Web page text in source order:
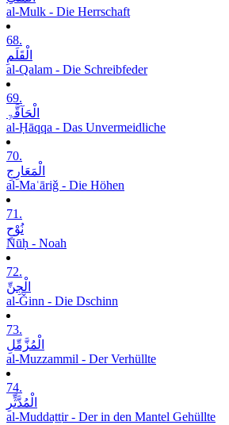
al-Mulk - Die Herrschaft
68.
الْقَلَمِ
al-Qalam - Die Schreibfeder
69.
الْحَآقَّۃِ
al-Ḥāqqa - Das Unvermeidliche
70.
الْمَعَارِجِ
al-Maʿāriǧ - Die Höhen
71.
نُوْحٍ
Nūḥ - Noah
72.
الْجِنِّ
al-Ǧinn - Die Dschinn
73.
الْمُزَّمِّلِ
al-Muzzammil - Der Verhüllte
74.
الْمُدَّثِّرِ
al-Muddaṯṯir - Der in den Mantel Gehüllte